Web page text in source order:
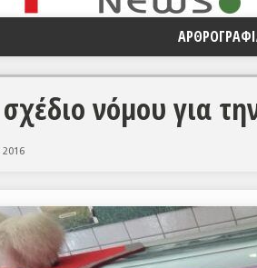
νόμου για